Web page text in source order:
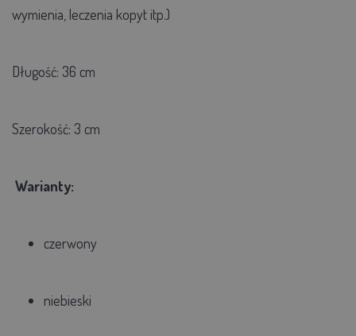
wymienia, leczenia kopyt itp.)
Długość: 36 cm
Szerokość: 3 cm
Warianty:
czerwony
niebieski